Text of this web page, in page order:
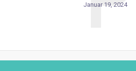
Januar 19, 2024